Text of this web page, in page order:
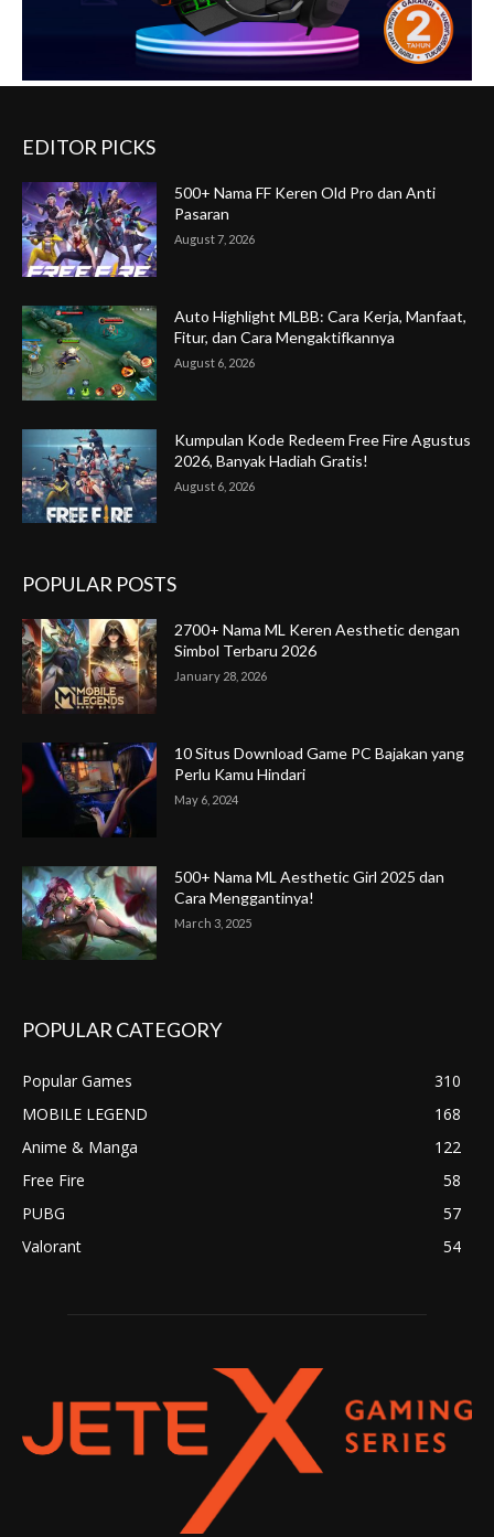
EDITOR PICKS
500+ Nama FF Keren Old Pro dan Anti
Pasaran
August 7, 2026
Auto Highlight MLBB: Cara Kerja, Manfaat,
Fitur, dan Cara Mengaktifkannya
August 6, 2026
Kumpulan Kode Redeem Free Fire Agustus
2026, Banyak Hadiah Gratis!
August 6, 2026
POPULAR POSTS
2700+ Nama ML Keren Aesthetic dengan
Simbol Terbaru 2026
January 28, 2026
10 Situs Download Game PC Bajakan yang
Perlu Kamu Hindari
May 6, 2024
500+ Nama ML Aesthetic Girl 2025 dan
Cara Menggantinya!
March 3, 2025
POPULAR CATEGORY
Popular Games
310
MOBILE LEGEND
168
Anime & Manga
122
Free Fire
58
PUBG
57
Valorant
54